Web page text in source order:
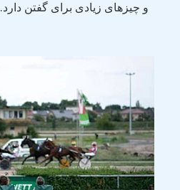
و چیزهای زیادی برای گفتن دارد.